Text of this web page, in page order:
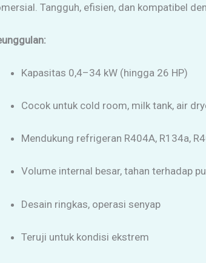
Tangguh, efisien, dan kompatibel
Kapasitas 0,4–34 kW (hingga 26 HP)
Cocok untuk cold room, milk tank, air
Mendukung refrigeran R404A, R134a,
Volume internal besar, tahan terhadap
Desain ringkas, operasi senyap
Teruji untuk kondisi ekstrem